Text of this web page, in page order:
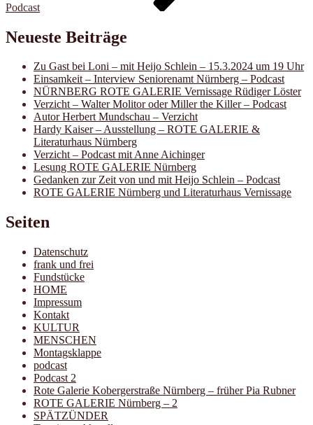
Podcast
Neueste Beiträge
Zu Gast bei Loni – mit Heijo Schlein – 15.3.2024 um 19 Uhr
Einsamkeit – Interview Seniorenamt Nürnberg – Podcast
NÜRNBERG ROTE GALERIE Vernissage Rüdiger Löster
Verzicht – Walter Molitor oder Miller the Killer – Podcast
Autor Herbert Mundschau – Verzicht
Hardy Kaiser – Ausstellung – ROTE GALERIE &
Literaturhaus Nürnberg
Verzicht – Podcast mit Anne Aichinger
Lesung ROTE GALERIE Nürnberg
Gedanken zur Zeit von und mit Heijo Schlein – Podcast
ROTE GALERIE Nürnberg und Literaturhaus Vernissage
Seiten
Datenschutz
frank und frei
Fundstücke
HOME
Impressum
Kontakt
KULTUR
MENSCHEN
Montagsklappe
podcast
Podcast 2
Rote Galerie Kobergerstraße Nürnberg – früher Pia Rubner
ROTE GALERIE Nürnberg – 2
SPÄTZÜNDER